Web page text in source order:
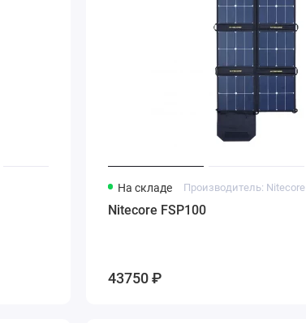
На складе Производитель: Nitecore
Nitecore FSP100
43750 ₽